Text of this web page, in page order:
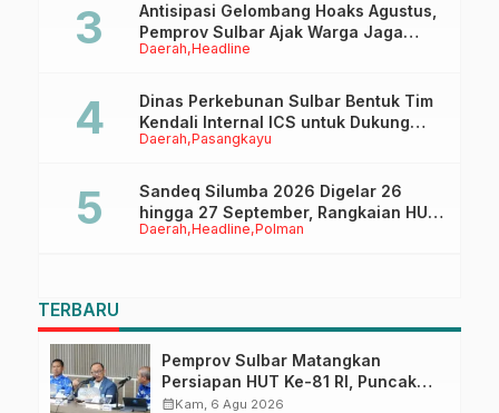
Daerah Headline
Antisipasi Gelombang Hoaks Agustus,
Pemprov Sulbar Ajak Warga Jaga
Ruang Digital
Daerah Pasangkayu
Dinas Perkebunan Sulbar Bentuk Tim
Kendali Internal ICS untuk Dukung
Sertifikasi ISPO Pekebun di
Daerah Headline Polman
Sandeq Silumba 2026 Digelar 26
hingga 27 September, Rangkaian HUT
Sulbar
TERBARU
Pemprov Sulbar Matangkan
Persiapan HUT Ke-81 RI, Puncak
Upacara di Lapangan Ahmad
calendar_monthKam, 6 Agu 2026